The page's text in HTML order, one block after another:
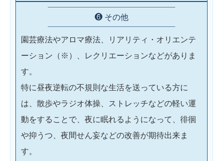
❻ その他
園芸療法やアロマ療法、リアリティ・オリエンテ
ーション（※）、レクリエーションなどがありま
す。
特に昼夜逆転の不規則な生活を送っている方に
は、散歩やラジオ体操、ストレッチなどの軽い運
動をすることで、夜に眠れるようになって、徘徊
や抑うつ、夜間せん妄などの改善が期待出来ま
す。